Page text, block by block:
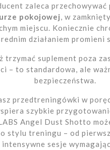
zaleca przechowywać
pokojowej , w
miejscu. Koniecznie
działaniem promieni
trzymać suplement poza
– to standardowa, ale
bezpieczeństwa.
przedtreningówki w
szybkie
Angel Dust Shotto
stylu treningu – od
intensywne sesje